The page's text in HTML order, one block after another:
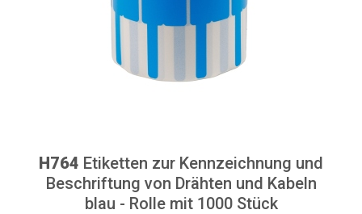
H764 Etiketten zur Kennzeichnung und
Beschriftung von Drähten und Kabeln
blau - Rolle mit 1000 Stück